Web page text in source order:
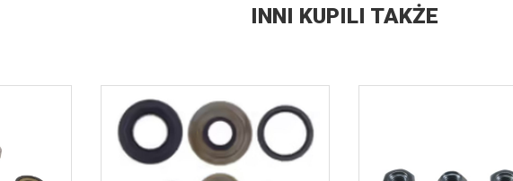
INNI KUPILI TAKŻE